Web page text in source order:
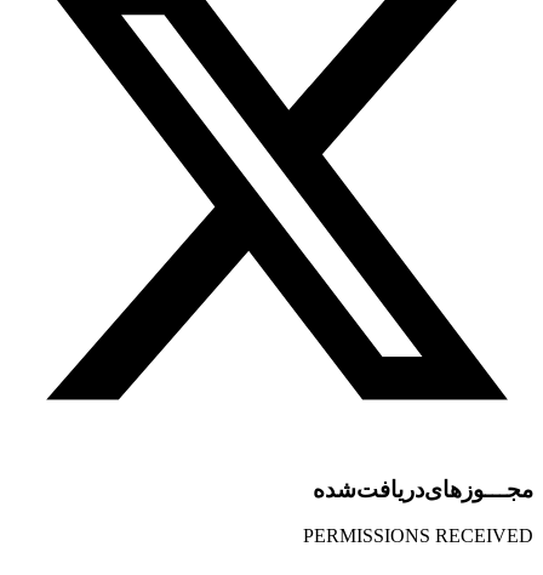
مجـــوز‌های‌دریافت‌شده
PERMISSIONS RECEIVED